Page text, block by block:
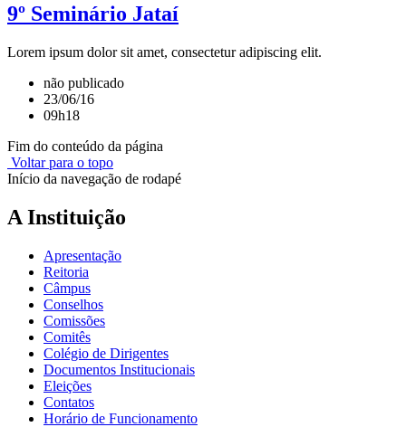
9º Seminário Jataí
Lorem ipsum dolor sit amet, consectetur adipiscing elit.
não publicado
23/06/16
09h18
Fim do conteúdo da página
Voltar para o topo
Início da navegação de rodapé
A Instituição
Apresentação
Reitoria
Câmpus
Conselhos
Comissões
Comitês
Colégio de Dirigentes
Documentos Institucionais
Eleições
Contatos
Horário de Funcionamento